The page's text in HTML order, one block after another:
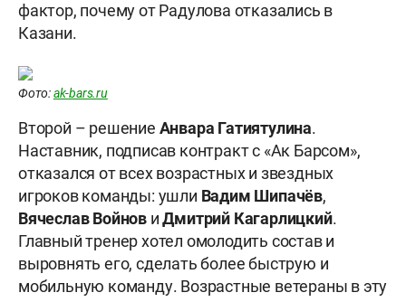
фактор, почему от Радулова отказались в
Казани.
Фото:ak-bars.ru
Второй – решение Анвара Гатиятулина.
Наставник, подписав контракт с «Ак Барсом»,
отказался от всех возрастных и звездных
игроков команды: ушли Вадим Шипачёв,
Вячеслав Войнов иДмитрий Кагарлицкий.
Главный тренер хотел омолодить состав и
выровнять его, сделать более быструю и
мобильную команду. Возрастные ветераны в эту